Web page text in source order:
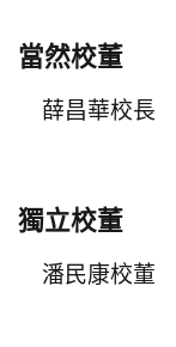
當然校董
薛昌華校長
獨立校董
潘民康校董